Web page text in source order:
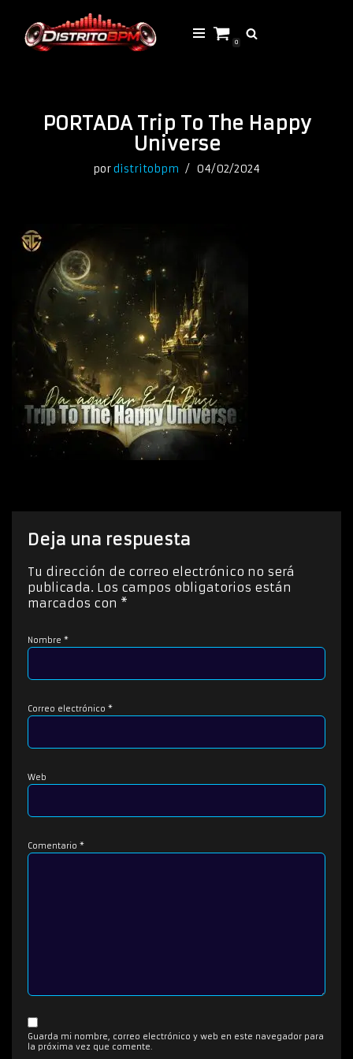
Saltar
0
PORTADA Trip To The Happy
Universe
pordistritobpm 04/02/2024
Deja una respuesta
Tu dirección de correo electrónico no será
publicada. Los campos obligatorios están
marcados con *
Nombre *
Correo electrónico *
Web
Comentario *
Guarda mi nombre, correo electrónico y web en este navegador para
la próxima vez que comente.